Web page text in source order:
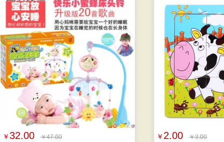
￥32.00 ￥47.00 ￥ 2.00 ￥3.00